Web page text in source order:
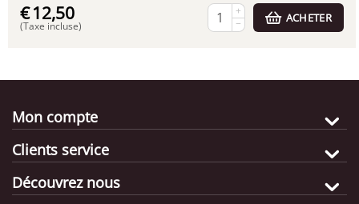
€12,50
(Taxe incluse)
+
−
ACHETER
Mon compte
Clients service
Découvrez nous